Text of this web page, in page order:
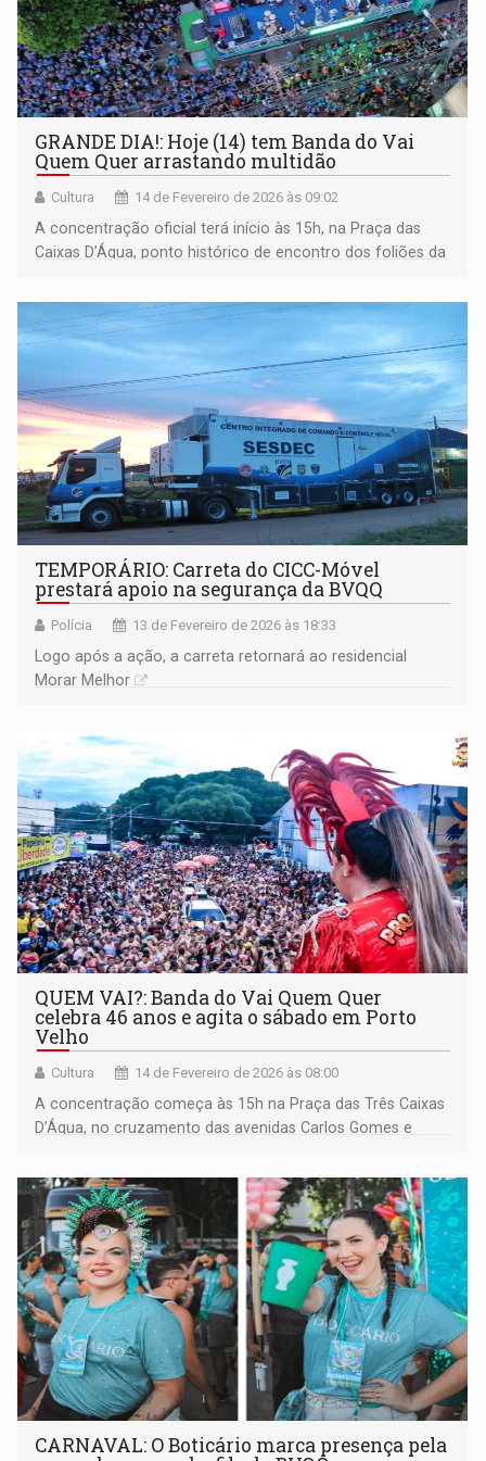
GRANDE DIA!: Hoje (14) tem Banda do Vai
Quem Quer arrastando multidão
Cultura 14 de Fevereiro de 2026 às 09:02
A concentração oficial terá início às 15h, na Praça das
Caixas D’Água, ponto histórico de encontro dos foliões da
TEMPORÁRIO: Carreta do CICC-Móvel
prestará apoio na segurança da BVQQ
Polícia 13 de Fevereiro de 2026 às 18:33
Logo após a ação, a carreta retornará ao residencial
Morar Melhor
QUEM VAI?: Banda do Vai Quem Quer
celebra 46 anos e agita o sábado em Porto
Velho
Cultura 14 de Fevereiro de 2026 às 08:00
A concentração começa às 15h na Praça das Três Caixas
D’Água, no cruzamento das avenidas Carlos Gomes e
CARNAVAL: O Boticário marca presença pela